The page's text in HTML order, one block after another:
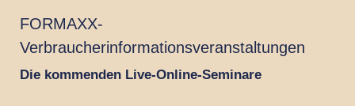
FORMAXX-
Verbraucherinformationsveranstaltungen
Die kommenden Live-Online-Seminare